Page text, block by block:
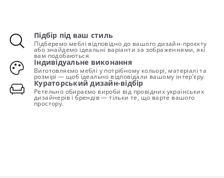
Підбір під ваш стиль
Підберемо меблі відповідно до вашого дизайн-проєкту
або знайдемо ідеальні варіанти за зображеннями, які
вам подобаються.
Індивідуальне виконання
Виготовляємо меблі у потрібному кольорі, матеріалі та
розмірі — щоб ідеально відповідали вашому інтер’єру.
Кураторський дизайн-відбір
Ретельно обираємо вироби від провідних українських
дизайнерів і брендів — тільки те, що варте вашого
простору.